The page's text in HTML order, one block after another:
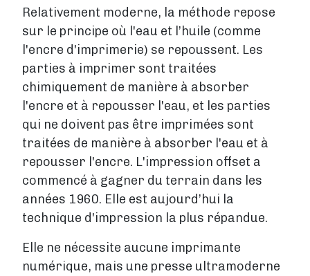
Plan par étapes
Publier un livre
LA PUBLICATION EN GÉNÉRAL
Demander un ISBN
Formalites a regler
RESEAU LIBRAIRIES
Vendre en librairie
BOUTIQUE PUMBO
Vendre sur Pumbo.fr
Aide
Tarifs
Services
Relativement moderne, la méthode repose
sur le principe où l'eau et l’huile (comme
l'encre d'imprimerie) se repoussent. Les
parties à imprimer sont traitées
chimiquement de manière à absorber
l'encre et à repousser l'eau, et les parties
qui ne doivent pas être imprimées sont
traitées de manière à absorber l'eau et à
repousser l'encre. L'impression offset a
commencé à gagner du terrain dans les
années 1960. Elle est aujourd’hui la
technique d'impression la plus répandue.
Elle ne nécessite aucune imprimante
numérique, mais une presse ultramoderne